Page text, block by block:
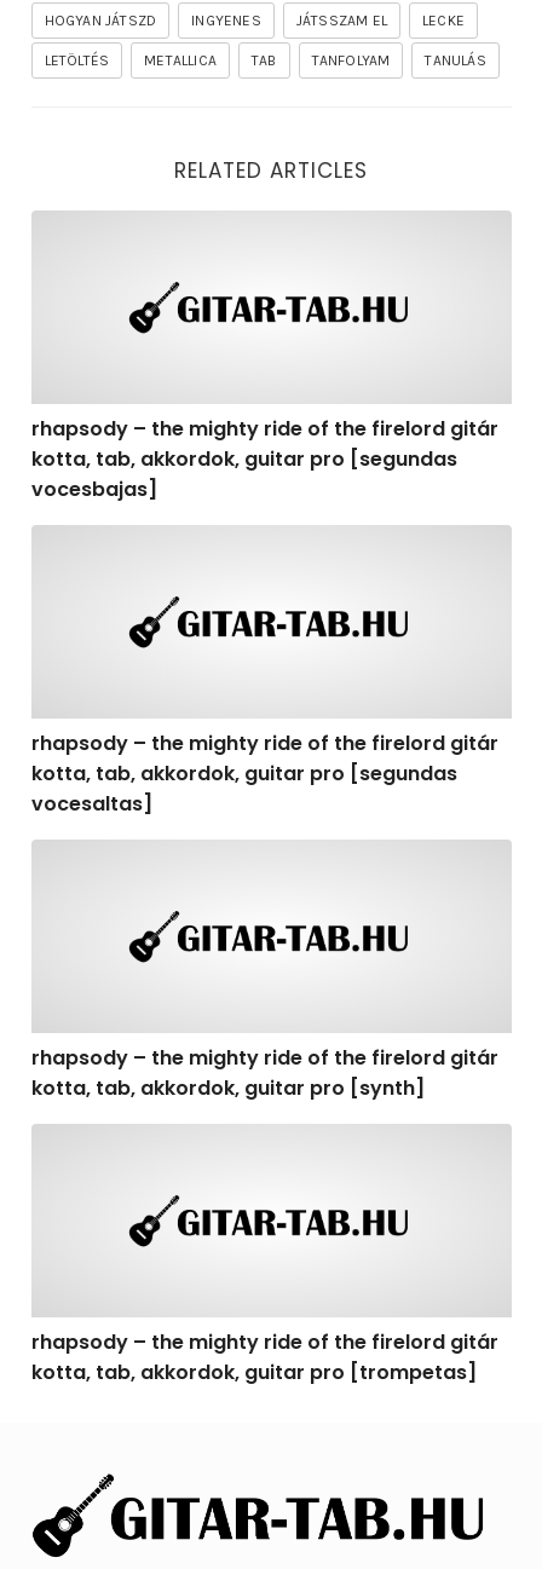
HOGYAN JÁTSZD INGYENES JÁTSSZAM EL LECKE
LETÖLTÉS METALLICA TAB TANFOLYAM TANULÁS
RELATED ARTICLES
rhapsody – the mighty ride of the firelord gitár
kotta, tab, akkordok, guitar pro [segundas
vocesbajas]
rhapsody – the mighty ride of the firelord gitár
kotta, tab, akkordok, guitar pro [segundas
vocesaltas]
rhapsody – the mighty ride of the firelord gitár
kotta, tab, akkordok, guitar pro [synth]
rhapsody – the mighty ride of the firelord gitár
kotta, tab, akkordok, guitar pro [trompetas]